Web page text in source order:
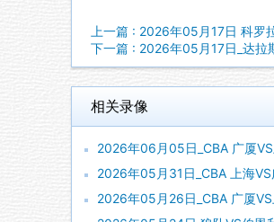
上一篇 : 2026年05月17日 科罗
下一篇 : 2026年05月17日_达拉
相关录像
2026年06月05日_CBA 广厦VS上海
2026年05月31日_CBA 上海VS广厦
2026年05月26日_CBA 广厦VS上海